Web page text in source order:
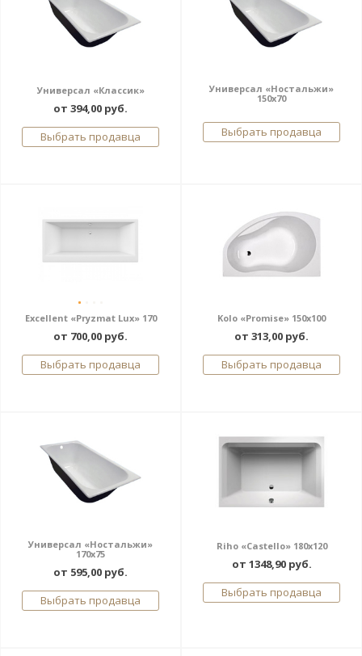
Универсал «Классик»
от 394,00 руб.
Выбрать продавца
Универсал «Ностальжи»
150x70
Выбрать продавца
Excellent «Pryzmat Lux» 170
от 700,00 руб.
Выбрать продавца
Kolo «Promise» 150x100
от 313,00 руб.
Выбрать продавца
Универсал «Ностальжи»
170x75
от 595,00 руб.
Выбрать продавца
Riho «Castello» 180x120
от 1348,90 руб.
Выбрать продавца